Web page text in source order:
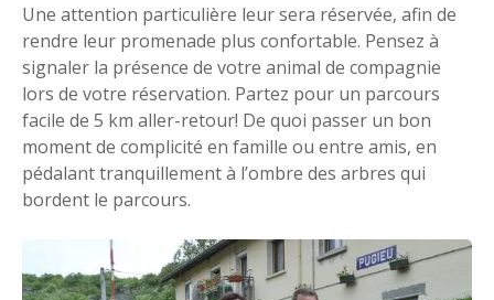
Une attention particulière leur sera réservée, afin de
rendre leur promenade plus confortable. Pensez à
signaler la présence de votre animal de compagnie
lors de votre réservation. Partez pour un parcours
facile de 5 km aller-retour! De quoi passer un bon
moment de complicité en famille ou entre amis, en
pédalant tranquillement à l’ombre des arbres qui
bordent le parcours.